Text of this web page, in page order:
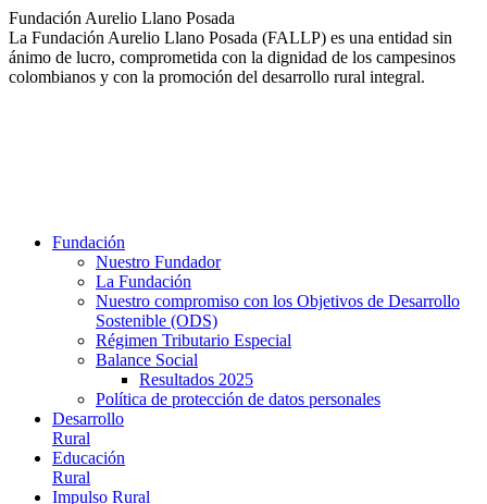
Saltar
al
contenido
Fundación Aurelio Llano Posada
La Fundación Aurelio Llano Posada (FALLP) es una entidad sin
ánimo de lucro, comprometida con la dignidad de los campesinos
colombianos y con la promoción del desarrollo rural integral.
Fundación
Nuestro Fundador
La Fundación
Nuestro compromiso con los Objetivos de Desarrollo
Sostenible (ODS)
Régimen Tributario Especial
Balance Social
Resultados 2025
Política de protección de datos personales
Desarrollo
Rural
Educación
Rural
Impulso Rural